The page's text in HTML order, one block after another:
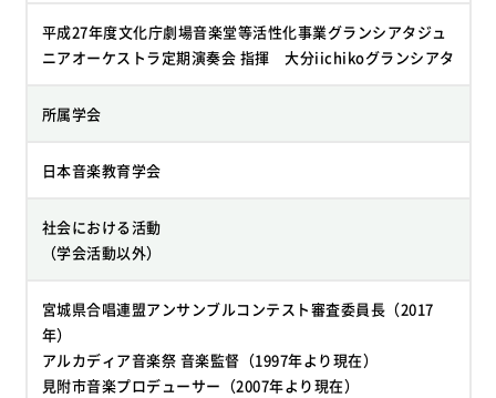
平成27年度文化庁劇場音楽堂等活性化事業グランシアタジュ
ニアオーケストラ定期演奏会 指揮 大分iichikoグランシアタ
所属学会
日本音楽教育学会
社会における活動
（学会活動以外）
宮城県合唱連盟アンサンブルコンテスト審査委員長（2017
年）
アルカディア音楽祭 音楽監督（1997年より現在）
見附市音楽プロデューサー（2007年より現在）